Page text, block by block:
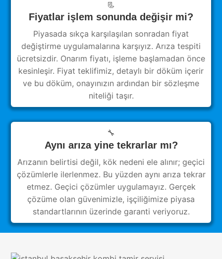
📃
Fiyatlar işlem sonunda değişir mi?
Piyasada sıkça karşılaşılan sonradan fiyat
değiştirme uygulamalarına karşıyız. Arıza tespiti
ücretsizdir. Onarım fiyatı, işleme başlamadan önce
kesinleşir. Fiyat teklifimiz, detaylı bir döküm içerir
ve bu döküm, onayınızın ardından bir sözleşme
niteliği taşır.
🔧
Aynı arıza yine tekrarlar mı?
Arızanın belirtisi değil, kök nedeni ele alınır; geçici
çözümlerle ilerlenmez. Bu yüzden aynı arıza tekrar
etmez. Geçici çözümler uygulamayız. Gerçek
çözüme olan güvenimizle, işçiliğimize piyasa
standartlarının üzerinde garanti veriyoruz.